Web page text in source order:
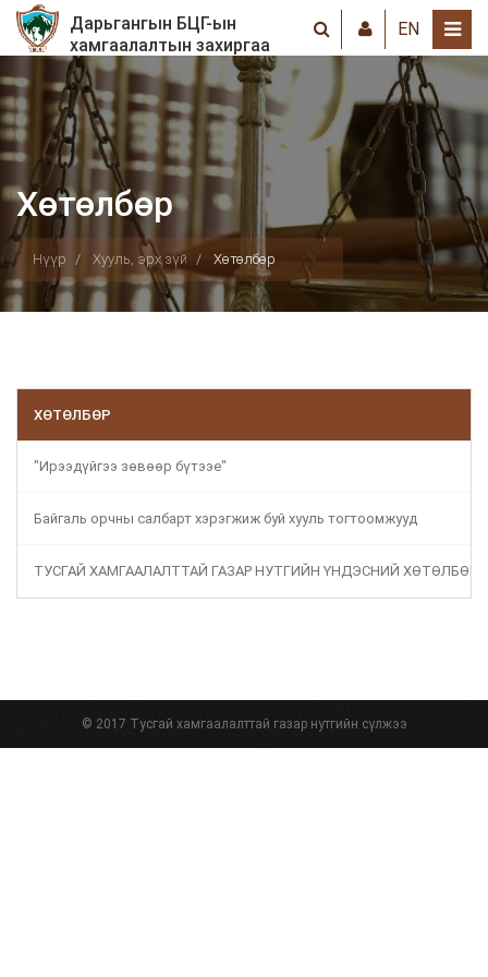
Дарьгангын БЦГ-ын
хамгаалалтын захиргаа
EN
Хөтөлбөр
Нүүр Хууль, эрх зүй Хөтөлбөр
ХӨТӨЛБӨР
"Ирээдүйгээ зөвөөр бүтээе"
Байгаль орчны салбарт хэрэгжиж буй хууль тогтоомжууд
ТУСГАЙ ХАМГААЛАЛТТАЙ ГАЗАР НУТГИЙН ҮНДЭСНИЙ ХӨТӨЛБӨР
© 2017 Тусгай хамгаалалттай газар нутгийн сүлжээ